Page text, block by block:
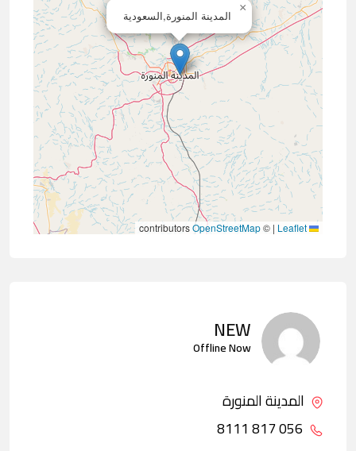
المدينة المنورة,السعودية
×
|
©
OpenStreetMap
NEW
Offline Now
المدينة المنورة